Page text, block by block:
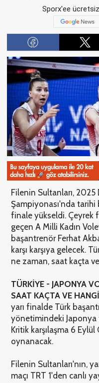
Sporx'ee
Filenin Sultanları, 2025
Şampiyonası'nda tarihi
finale yükseldi. Çeyrek
geçen A Milli Kadın
başantrenör Ferhat
karşı karşıya gelecek.
ne zaman, saat kaçta
TÜRKİYE - JAPONYA
SAAT KAÇTA VE
yarı finalde Türk
yönetimindeki Japonya
Kritik karşılaşma 6
oynanacak.
Filenin Sultanları'nın,
maçı TRT 1'den canlı